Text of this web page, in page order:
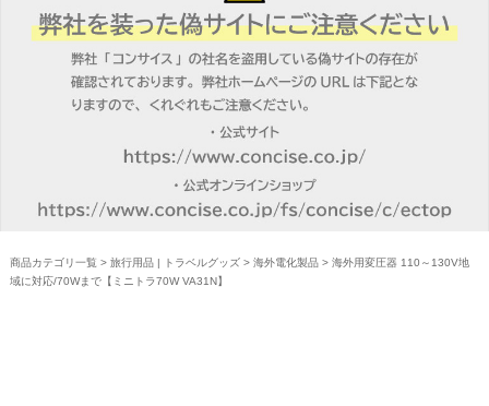
商品カテゴリ一覧 > 旅行用品 | トラベルグッズ> 海外電化製品> 海外用変圧器 110～130V地
域に対応/70Wまで【ミニトラ70W VA31N】